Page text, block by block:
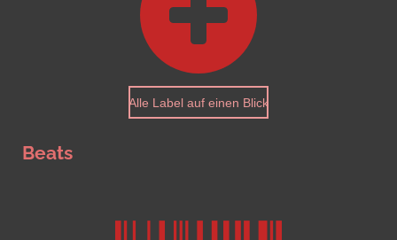
Alle Label auf einen Blick
Beats